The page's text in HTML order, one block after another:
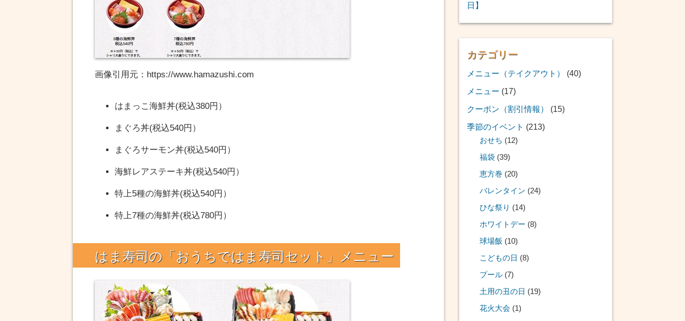
画像引用元：https://www.hamazushi.com
はまっこ海鮮丼(税込380円）
まぐろ丼(税込540円）
まぐろサーモン丼(税込540円）
海鮮レアステーキ丼(税込540円）
特上5種の海鮮丼(税込540円）
特上7種の海鮮丼(税込780円）
はま寿司の「おうちではま寿司セット」メニュー
日】
カテゴリー
メニュー（テイクアウト）
(40)
メニュー (17)
クーポン（割引情報）
(15)
季節のイベント (213)
おせち (12)
福袋 (39)
恵方巻 (20)
バレンタイン (24)
ひな祭り (14)
ホワイトデー (8)
球場飯 (10)
こどもの日 (8)
プール (7)
土用の丑の日 (19)
花火大会 (1)